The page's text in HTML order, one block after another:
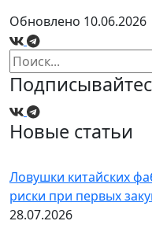
Обновлено 10.06.2026
Новые статьи
Ловушки китайских
риски при первых
28.07.2026